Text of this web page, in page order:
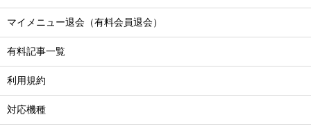
マイメニュー退会（有料会員退会）
有料記事一覧
利用規約
対応機種